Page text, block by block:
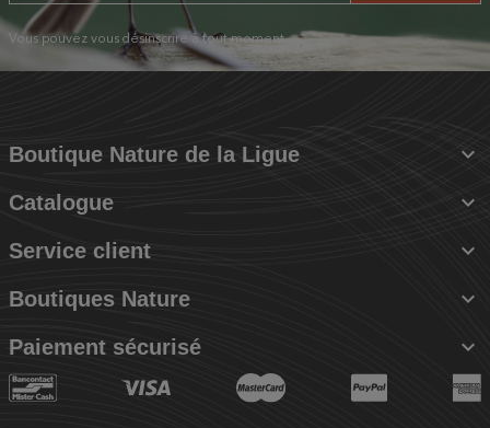
Vous pouvez vous désinscrire à tout moment.
Boutique Nature de la Ligue 
Catalogue 
Service client 
Boutiques Nature 
Paiement sécurisé 